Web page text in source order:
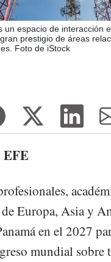
un espacio de interacción
prestigio de áreas
Foto de iStock
EFE
Europa, Asia y
en el 2027
mundial sobre